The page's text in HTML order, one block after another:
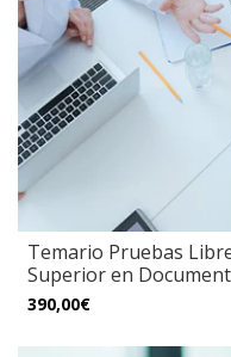
Temario Pruebas
Superior en
390,00€